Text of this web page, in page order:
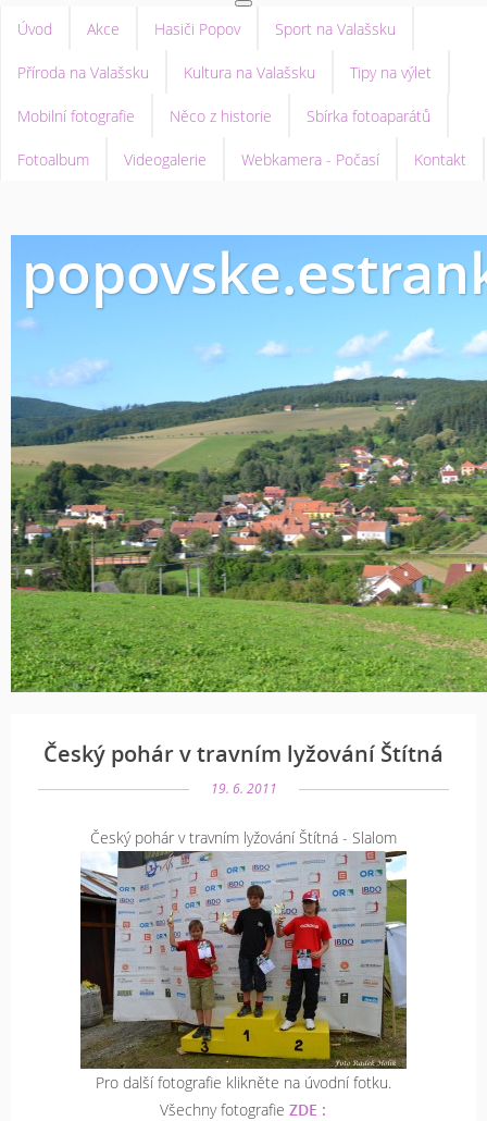
Úvod Akce Hasiči Popov Sport na Valašsku
Příroda na Valašsku Kultura na Valašsku Tipy na výlet
Mobilní fotografie Něco z historie Sbírka fotoaparátů
Fotoalbum Videogalerie Webkamera - Počasí Kontakt
Český pohár v travním lyžování Štítná
19. 6. 2011
Český pohár v travním lyžování Štítná - Slalom
Pro další fotografie klikněte na úvodní fotku.
Všechny fotografie ZDE :